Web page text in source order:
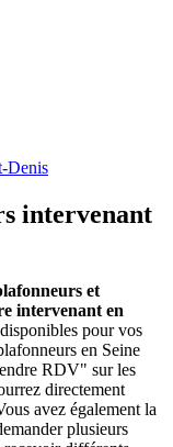
Denis
intervenant
et
intervenant en
pour vos
en Seine
RDV" sur les
directement
avez également la
plusieurs